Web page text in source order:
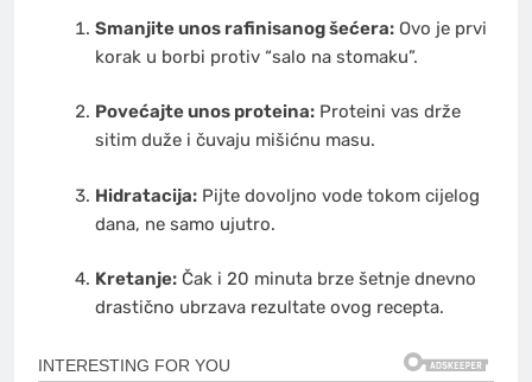
Smanjite unos rafinisanog šećera:Ovo je prvi
korak u borbi protiv “salo na stomaku”.
Povećajte unos proteina:Proteini vas drže
sitim duže i čuvaju mišićnu masu.
Hidratacija:Pijte dovoljno vode tokom cijelog
dana, ne samo ujutro.
Kretanje:Čak i 20 minuta brze šetnje dnevno
drastično ubrzava rezultate ovog recepta.